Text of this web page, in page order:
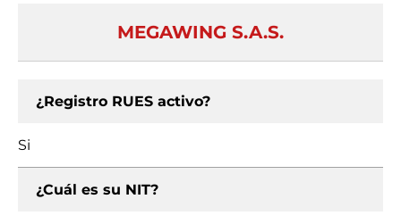
MEGAWING S.A.S.
¿Registro RUES activo?
Si
¿Cuál es su NIT?